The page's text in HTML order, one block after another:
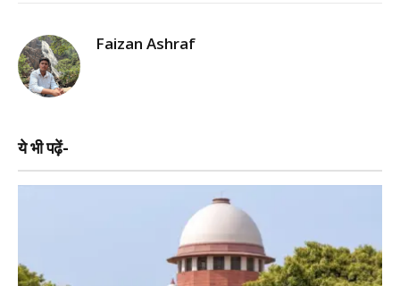
Faizan Ashraf
ये भी पढ़ें-